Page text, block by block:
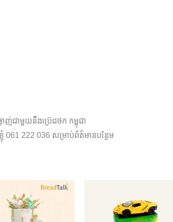
ញ់ជាមួយនឹងប្រ៊េដថក កម្ពុជា
061 222 036 សម្រាប់ព័ត៍មានបន្ថែម